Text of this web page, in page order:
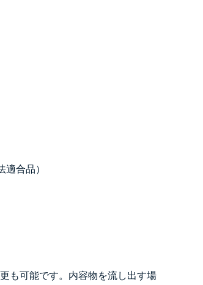
合品）
も可能です。内容物を流し出す場